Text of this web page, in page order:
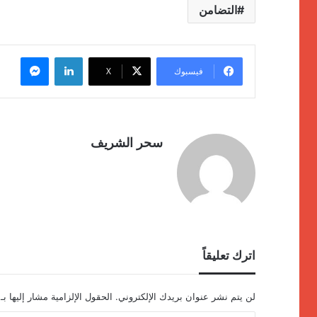
التضامن
فيسبوك ‫X
لينكدإن
سحر الشريف
اترك تعليقاً
لن يتم نشر عنوان بريدك الإلكتروني. الحقول الإلزامية مشار إليها